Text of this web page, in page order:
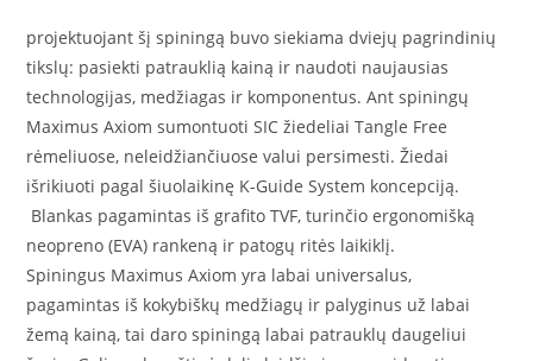
projektuojant šį spiningą buvo siekiama dviejų pagrindinių
tikslų: pasiekti patrauklią kainą ir naudoti naujausias
technologijas, medžiagas ir komponentus. Ant spiningų
Maximus Axiom sumontuoti SIC žiedeliai Tangle Free
rėmeliuose, neleidžiančiuose valui persimesti. Žiedai
išrikiuoti pagal šiuolaikinę K-Guide System koncepciją.
Blankas pagamintas iš grafito TVF, turinčio ergonomišką
neopreno (EVA) rankeną ir patogų ritės laikiklį.
Spiningus Maximus Axiom yra labai universalus,
pagamintas iš kokybiškų medžiagų ir palyginus už labai
žemą kainą, tai daro spiningą labai patrauklų daugeliui